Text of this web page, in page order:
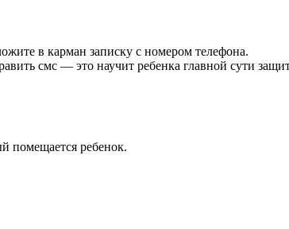
в карман записку с номером телефона.
смс — это научит ребенка главной сути
помещается ребенок.